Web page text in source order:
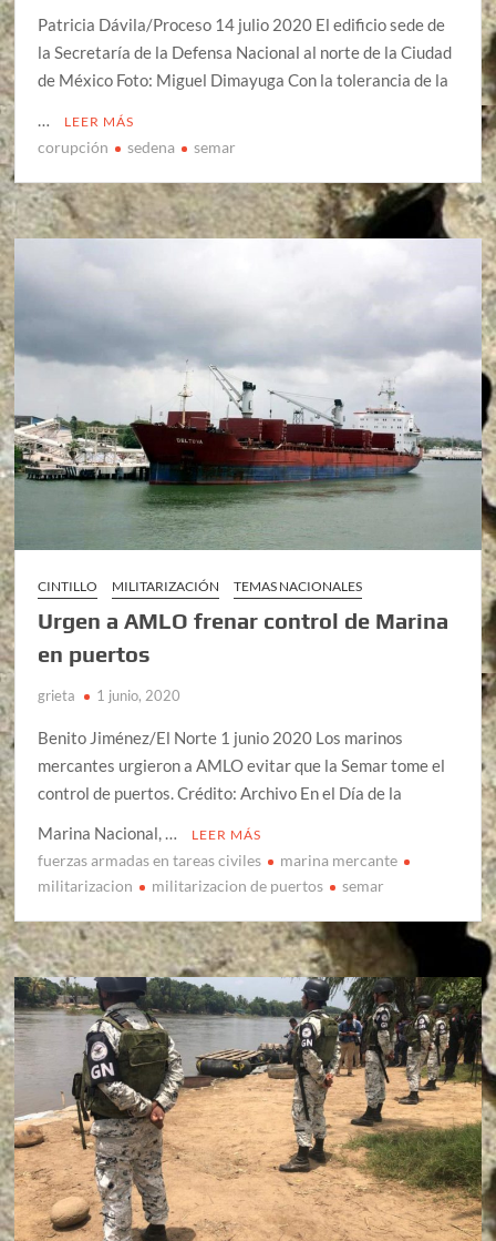
Patricia Dávila/Proceso 14 julio 2020 El edificio sede de
la Secretaría de la Defensa Nacional al norte de la Ciudad
de México Foto: Miguel Dimayuga Con la tolerancia de la
…
LEER MÁS
corupción sedena semar
CINTILLO MILITARIZACIÓN TEMAS NACIONALES
Urgen a AMLO frenar control de Marina
en puertos
grieta 1 junio, 2020
Benito Jiménez/El Norte 1 junio 2020 Los marinos
mercantes urgieron a AMLO evitar que la Semar tome el
control de puertos. Crédito: Archivo En el Día de la
Marina Nacional, …
LEER MÁS
fuerzas armadas en tareas civiles
marina mercante
militarizacion
militarizacion de puertos semar